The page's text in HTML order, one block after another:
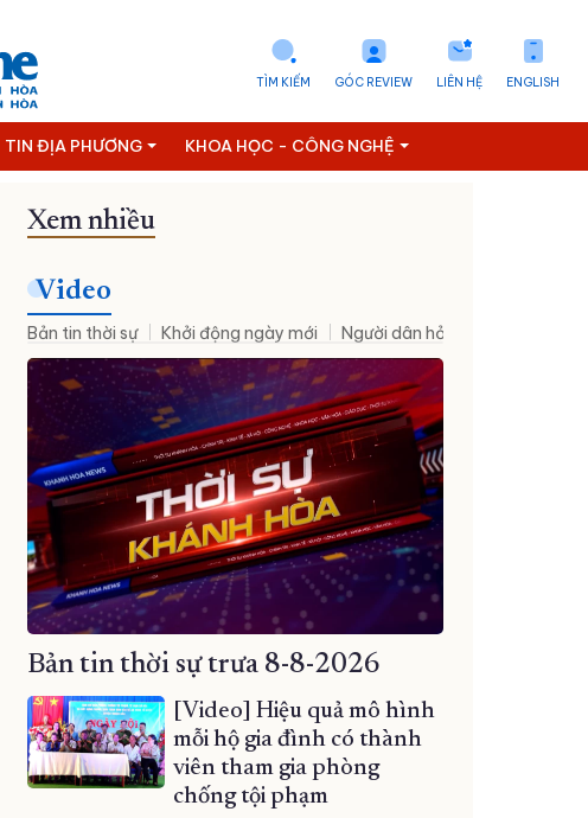
ENGLISH
LIÊN HỆ
GÓC REVIEW
TÌM KIẾM
TIN ĐỊA PHƯƠNG KHOA HỌC - CÔNG NGHỆ
Xem nhiều
Video
Bản tin thời sự Khởi động ngày mới Người dân hỏi – Cơ quan nhà
Bản tin thời sự trưa 8-8-2026
[Video] Hiệu quả mô hình
mỗi hộ gia đình có thành
viên tham gia phòng
chống tội phạm